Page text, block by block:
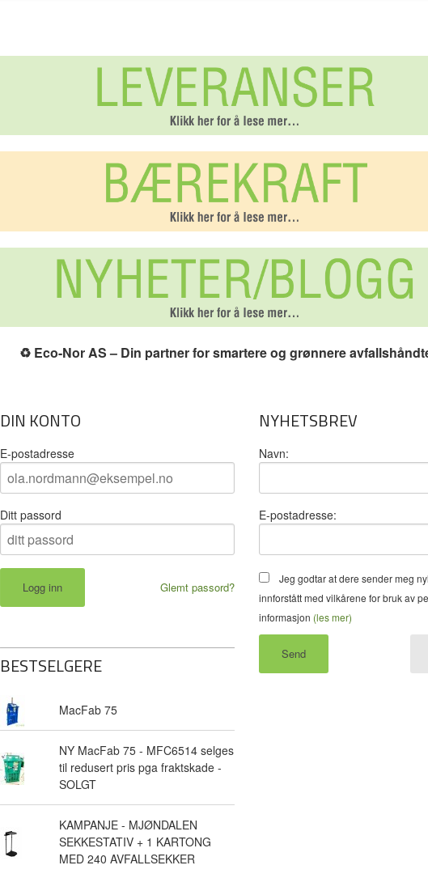
♻️ Eco-Nor AS – Din partner for smartere og grønnere
DIN KONTO
E-postadresse
Ditt passord
Glemt passord?
BESTSELGERE
MacFab 75
NY MacFab 75 - MFC6514 selges
til redusert pris pga fraktskade -
SOLGT
KAMPANJE - MJØNDALEN
SEKKESTATIV + 1 KARTONG
MED 240 AVFALLSEKKER
NYHETSBREV
Navn:
E-postadresse:
Jeg godtar at dere sender meg
innforstått med vilkårene for bruk av
informasjon (les mer)